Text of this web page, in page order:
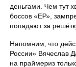
деньгами. Чем тут
боссов «ЕР»,
попадают за
Напомним, что
России» Вячеслав
на праймериз